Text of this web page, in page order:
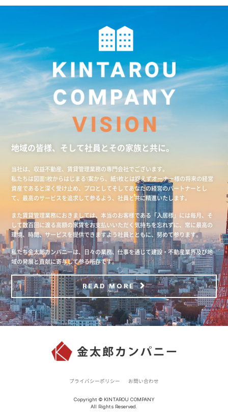
地域の皆様、そして社員とその家族と共に。
当社は、収益不動産、賃貸管理業務の専門会社でございます。
私たちは図面1枚からはじまる1案から、紙1枚とは捉えずオーナー様の将来の経営
資産であると深く受け止め、プロとしてそしてあなたの経営のパートナーとし
て、最高のサービスを追求して参るよう、社員と共に精進いたします。
また賃貸管理業務におきましては、本当のお客様である「入居様」には毎月、そ
して数百回に渡る高額の家賃をお支払いいただく気持ちを忘れずに、常に最高の
環境、時間、サービスを提供できますよう社員とともに、努めて参ります。
私たち金太郎カンパニーは、日々の業務、仕事を通じて建設・不動産業界及び地
域の発展と貢献に寄与して参る所存です。
READ MORE
プライバシーポリシー お問い合わせ
Copyright © KINTAROU COMPANY
All Rights Reserved.